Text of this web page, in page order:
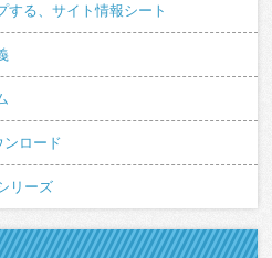
する、サイト情報シート
ロード
リーズ